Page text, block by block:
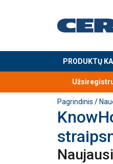
PRODUKTŲ
Produktas
Pagrindinis /